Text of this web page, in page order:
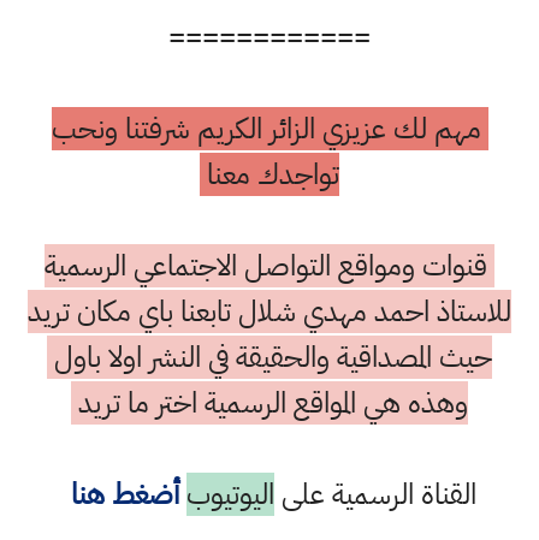
============
مهم لك عزيزي الزائر الكريم شرفتنا ونحب
تواجدك معنا
قنوات ومواقع التواصل الاجتماعي الرسمية
للاستاذ احمد مهدي شلال تابعنا باي مكان تريد
حيث المصداقية والحقيقة في النشر اولا باول
وهذه هي المواقع الرسمية اختر ما تريد
القناة الرسمية على اليوتيوب أضغط هنا